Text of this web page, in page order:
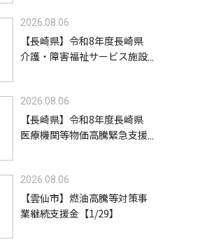
2026.08.06
【長崎県】令和8年度長崎県
介護・障害福祉サービス施設
2026.08.06
【長崎県】令和8年度長崎県
医療機関等物価高騰緊急支援
2026.08.06
【雲仙市】燃油高騰等対策事
業継続支援金【1/29】